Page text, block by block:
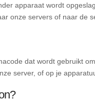
apparaat wordt
onze servers of naar de
dat wordt gebruikt
server, of op je